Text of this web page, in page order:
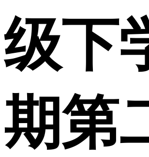
级下
期第